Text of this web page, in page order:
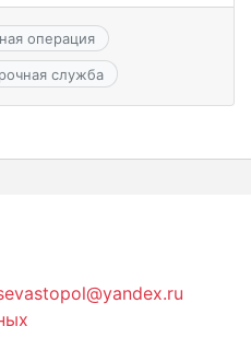
операция
служба